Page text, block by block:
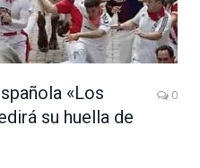
«Los
su huella de
0